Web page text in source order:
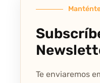
Te enviaremos